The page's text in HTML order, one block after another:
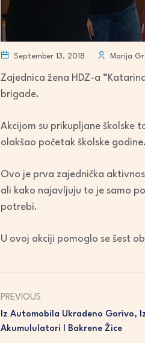
September 13, 2018 Marija
Zajednica žena HDZ-a
brigade.
Akcijom su prikupljane školske
olakšao početak školske godine.
Ovo je prva zajednička
ali kako najavljuju to je samo
potrebi.
U ovoj akciji pomoglo se šest
PREVIOUS
Iz Automobila Ukradeno Gorivo,
Akumululatori I Bakrene Žice